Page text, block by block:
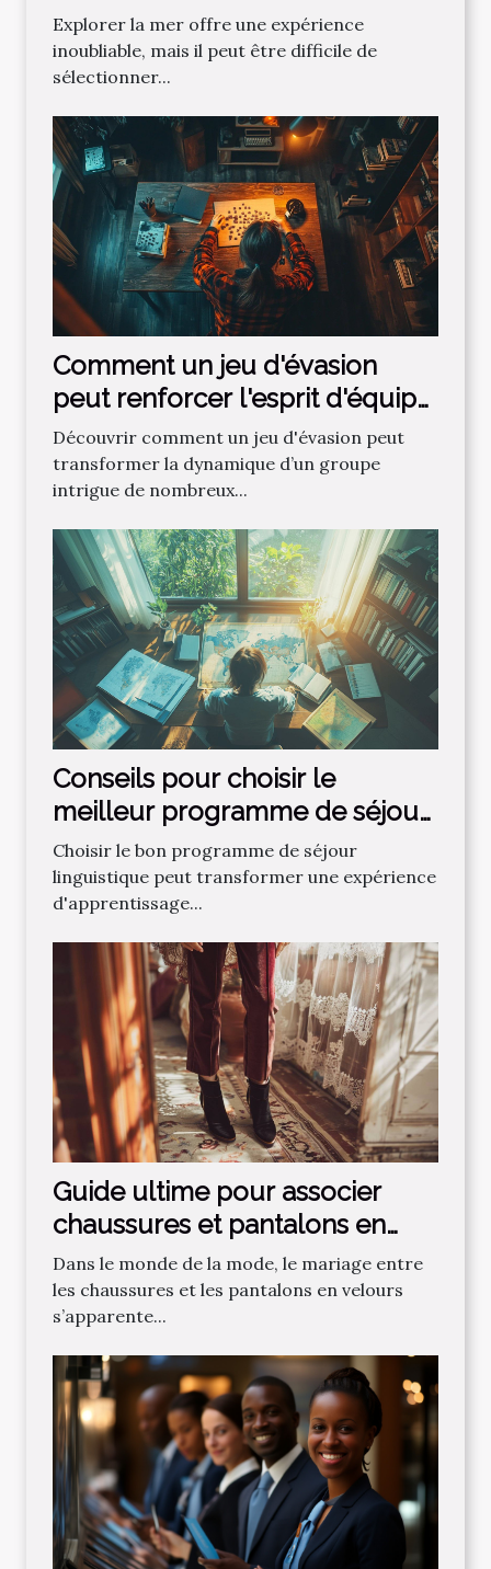
tromper ?
Explorer la mer offre une expérience
inoubliable, mais il peut être difficile de
sélectionner...
Comment un jeu d'évasion
peut renforcer l'esprit d'équipe
?
Découvrir comment un jeu d'évasion peut
transformer la dynamique d’un groupe
intrigue de nombreux...
Conseils pour choisir le
meilleur programme de séjour
linguistique
Choisir le bon programme de séjour
linguistique peut transformer une expérience
d'apprentissage...
Guide ultime pour associer
chaussures et pantalons en
velours
Dans le monde de la mode, le mariage entre
les chaussures et les pantalons en velours
s’apparente...